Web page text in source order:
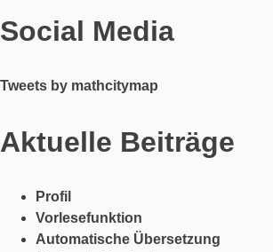
Social Media
Tweets by mathcitymap
Aktuelle Beiträge
Profil
Vorlesefunktion
Automatische Übersetzung